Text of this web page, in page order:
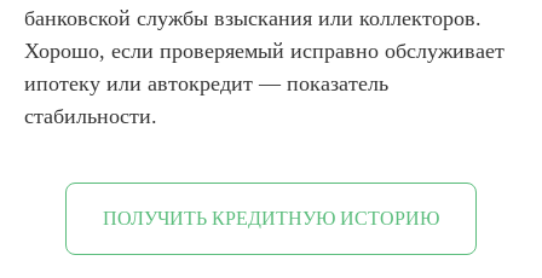
банковской службы взыскания или коллекторов.
Хорошо, если проверяемый исправно обслуживает
ипотеку или автокредит — показатель
стабильности.
ПОЛУЧИТЬ КРЕДИТНУЮ ИСТОРИЮ